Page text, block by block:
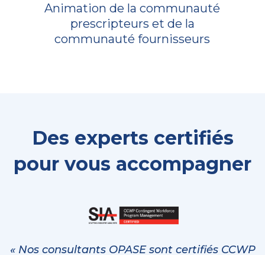
Animation de la communauté
prescripteurs et de la
communauté fournisseurs
Des experts certifiés
pour vous accompagner
« Nos consultants OPASE sont certifiés CCWP